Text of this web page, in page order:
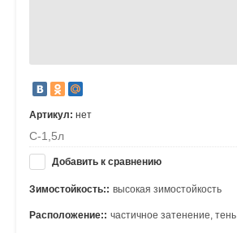
Артикул: нет
С-1,5л
Добавить к сравнению
Зимостойкость:: высокая зимостойкость
Расположение:: частичное затенение, тень